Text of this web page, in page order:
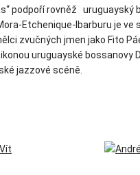
podpoří rovněž
Etchenique-Ibarburu je
zvučných jmen jako Fito
uruguayské bossanovy
jazzové scéně.